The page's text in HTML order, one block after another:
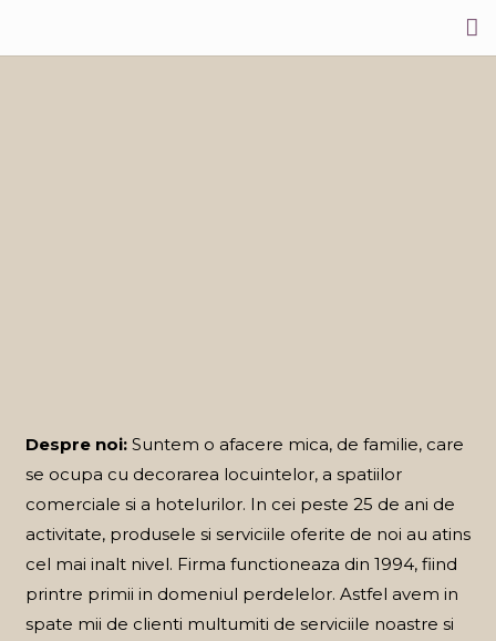
Despre noi: Suntem o afacere mica, de familie, care
se ocupa cu decorarea locuintelor, a spatiilor
comerciale si a hotelurilor. In cei peste 25 de ani de
activitate, produsele si serviciile oferite de noi au atins
cel mai inalt nivel. Firma functioneaza din 1994, fiind
printre primii in domeniul perdelelor. Astfel avem in
spate mii de clienti multumiti de serviciile noastre si